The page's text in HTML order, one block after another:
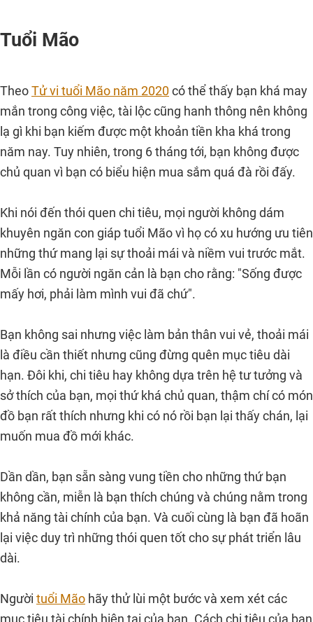
Tuổi Mão
TheoTử vi tuổi Mão năm 2020có thể thấy bạn khá may
mắn trong công việc, tài lộc cũng hanh thông nên không
lạ gì khi bạn kiếm được một khoản tiền kha khá trong
năm nay. Tuy nhiên, trong 6 tháng tới, bạn không được
chủ quan vì bạn có biểu hiện mua sắm quá đà rồi đấy.
Khi nói đến thói quen chi tiêu, mọi người không dám
khuyên ngăn con giáp tuổi Mão vì họ có xu hướng ưu tiên
những thứ mang lại sự thoải mái và niềm vui trước mắt.
Mỗi lần có người ngăn cản là bạn cho rằng: "Sống được
mấy hơi, phải làm mình vui đã chứ".
Bạn không sai nhưng việc làm bản thân vui vẻ, thoải mái
là điều cần thiết nhưng cũng đừng quên mục tiêu dài
hạn. Đôi khi, chi tiêu hay không dựa trên hệ tư tưởng và
sở thích của bạn, mọi thứ khá chủ quan, thậm chí có món
đồ bạn rất thích nhưng khi có nó rồi bạn lại thấy chán, lại
muốn mua đồ mới khác.
Dần dần, bạn sẵn sàng vung tiền cho những thứ bạn
không cần, miễn là bạn thích chúng và chúng nằm trong
khả năng tài chính của bạn. Và cuối cùng là bạn đã hoãn
lại việc duy trì những thói quen tốt cho sự phát triển lâu
dài.
Người tuổi Mão hãy thử lùi một bước và xem xét các
mục tiêu tài chính hiện tại của bạn. Cách chi tiêu của bạn